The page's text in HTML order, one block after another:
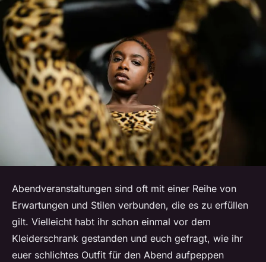
Abendveranstaltungen sind oft mit einer Reihe von
Erwartungen und Stilen verbunden, die es zu erfüllen
gilt. Vielleicht habt ihr schon einmal vor dem
Kleiderschrank gestanden und euch gefragt, wie ihr
euer schlichtes Outfit für den Abend aufpeppen